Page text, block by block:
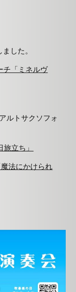
した。
チ「ミネルヴ
ルトサクソフォ
立ち」
法にかけられ